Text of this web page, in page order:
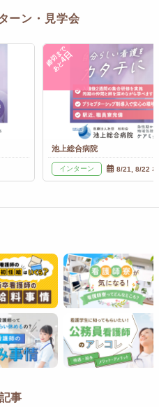
ーン・見学会
締切まで
あと
4日
池上総合病院
インターン 8/21, 8/22
事